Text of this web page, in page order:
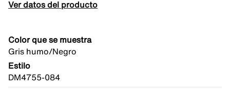
Ver datos del producto
Color que se muestra
Gris humo/Negro
Estilo
DM4755-084